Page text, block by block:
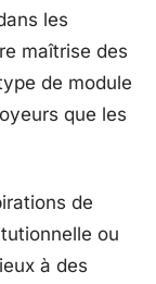
les
maîtrise des
de module
que les
de
ou
à des